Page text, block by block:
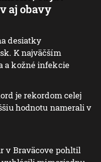
aj obavy
desiatky
K najväčším
a kožné infekcie
je rekordom celej
hodnotu namerali v
v Braväcove pohltil